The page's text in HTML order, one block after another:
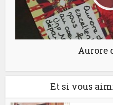
Aurore
Et si vous